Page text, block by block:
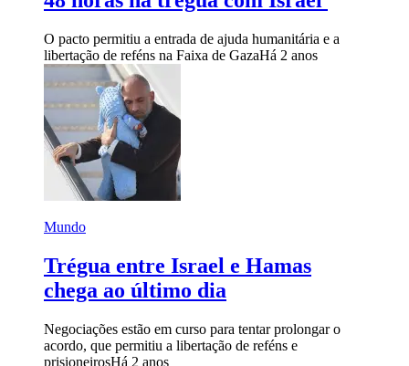
O pacto permitiu a entrada de ajuda humanitária e a
libertação de reféns na Faixa de GazaHá 2 anos
Mundo
Trégua entre Israel e Hamas
chega ao último dia
Negociações estão em curso para tentar prolongar o
acordo, que permitiu a libertação de reféns e
prisioneirosHá 2 anos